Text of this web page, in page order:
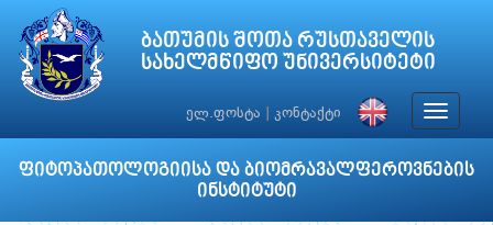
ბათუმის შოთა რუსთაველის
სახელმწიფო უნივერსიტეტი
ელ.ფოსტა კონტაქტი
Toggle
ფიტოპათოლოგიისა და ბიომრავალფეროვნების
ინსტიტუტი